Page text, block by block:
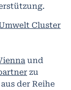
Cluster
und
zu
der Reihe